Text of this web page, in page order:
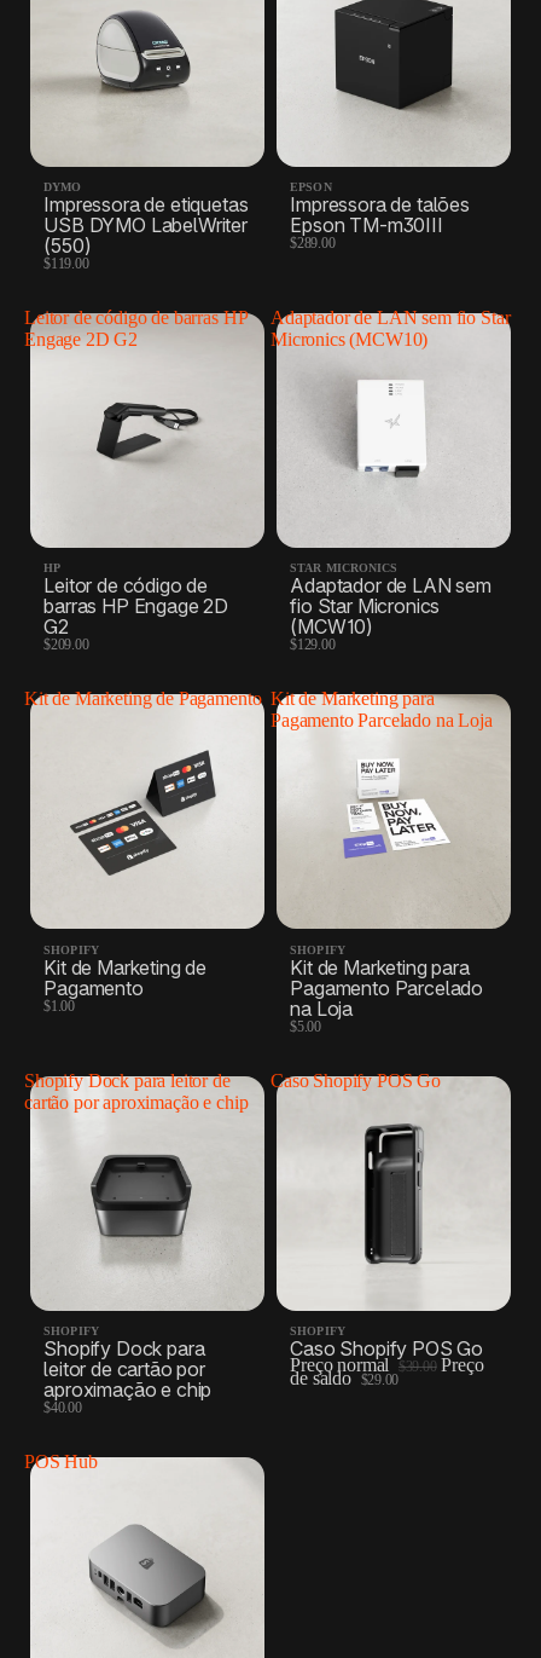
DYMO
Impressora de etiquetas
USB DYMO LabelWriter
(550)
$119.00
EPSON
Impressora de talões
Epson TM-m30III
$289.00
Leitor de código de barras HP
Engage 2D G2
HP
Leitor de código de
barras HP Engage 2D
G2
$209.00
Adaptador de LAN sem fio Star
Micronics (MCW10)
STAR MICRONICS
Adaptador de LAN sem
fio Star Micronics
(MCW10)
$129.00
Kit de Marketing de Pagamento
SHOPIFY
Kit de Marketing de
Pagamento
$1.00
Kit de Marketing para
Pagamento Parcelado na Loja
SHOPIFY
Kit de Marketing para
Pagamento Parcelado
na Loja
$5.00
Shopify Dock para leitor de
cartão por aproximação e chip
SHOPIFY
Shopify Dock para
leitor de cartão por
aproximação e chip
$40.00
Caso Shopify POS Go
SHOPIFY
Caso Shopify POS Go
Preço normal $39.00 Preço
de saldo $29.00
POS Hub